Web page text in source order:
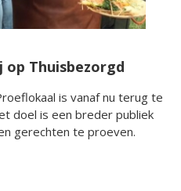
Thuisbezorgd
is vanaf nu terug te
gerechten te proeven.